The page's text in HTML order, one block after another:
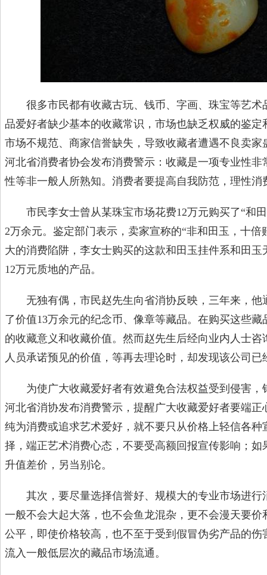
很多市民都有收藏古玩、钱币、字画、珠宝等艺术
品爱好者缺少基本的收藏常识，市场也缺乏权威的鉴
市场不规范、商家信誉缺失，导致收藏者遭遇不良卖
河北省消费者协会发布消费警示：收藏是一项专业性
性等非一般人所熟知。消费者要提高自我防范，理性消
市民李女士曾从某珠宝市场花费12万元购买了“和田
2万余元。鉴定部门表示，卖家宣称的“非和田玉，十倍
大的消费陷阱，李女士购买的这款和田玉挂件系和田
12万元质地的产品。
无独有偶，市民赵先生向省消协反映，三年来，他
了价值13万余元的纪念币、像章等藏品。在购买这些
的收藏意义和收藏价值。然而赵先生后经向业内人士
人员承诺预见的价值，等再去理论时，却发现该公司已
为使广大收藏爱好者有效避免合法权益受到侵害，
河北省消协发布消费警示，提醒广大收藏爱好者要端
纯为消费或追求艺术爱好，就不要只从价格上轻信各
择，端正艺术消费心态，不要受高额回报宣传影响；
升值差价，另当别论。
其次，要尽量选择信誉好、规模大的专业市场进行
一般不会大起大落，也不会鱼龙混杂，更不会漫天要
公平，即使价格较高，也不至于受到假冒伪劣产品的
流入一般低层次的藏品市场流通。